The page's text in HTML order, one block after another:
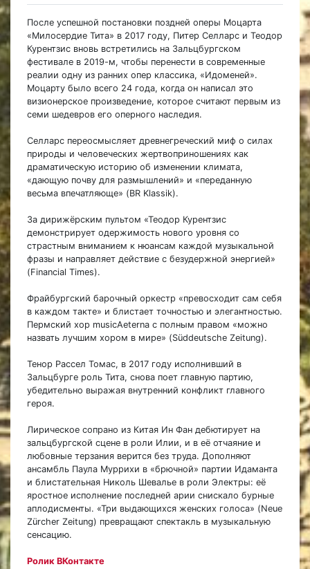
После успешной постановки поздней оперы Моцарта
«Милосердие Тита» в 2017 году, Питер Селларс и Теодор
Курентзис вновь встретились на Зальцбургском
фестивале в 2019-м, чтобы перенести в современные
реалии одну из ранних опер классика, «Идоменей».
Моцарту было всего 24 года, когда он написал это
визионерское произведение, которое считают первым из
семи шедевров его оперного наследия.
Селларс переосмысляет древнегреческий миф о силах
природы и человеческих жертвоприношениях как
драматическую историю об изменении климата,
«дающую почву для размышлений» и «переданную
весьма впечатляюще» (BR Klassik).
За дирижёрским пультом «Теодор Курентзис
демонстрирует одержимость нового уровня со
страстным вниманием к нюансам каждой музыкальной
фразы и направляет действие с безудержной энергией»
(Financial Times).
Фрайбургский барочный оркестр «превосходит сам себя
в каждом такте» и блистает точностью и элегантностью.
Пермский хор musicAeterna с полным правом «можно
назвать лучшим хором в мире» (Süddeutsche Zeitung).
Тенор Рассел Томас, в 2017 году исполнивший в
Зальцбурге роль Тита, снова поет главную партию,
убедительно выражая внутренний конфликт главного
героя.
Лирическое сопрано из Китая Ин Фан дебютирует на
зальцбургской сцене в роли Илии, и в её отчаяние и
любовные терзания верится без труда. Дополняют
ансамбль Паула Муррихи в «брючной» партии Идаманта
и блистательная Николь Шевалье в роли Электры: её
яростное исполнение последней арии снискало бурные
аплодисменты. «Три выдающихся женских голоса» (Neue
Zürcher Zeitung) превращают спектакль в музыкальную
сенсацию.
Ролик ВКонтакте